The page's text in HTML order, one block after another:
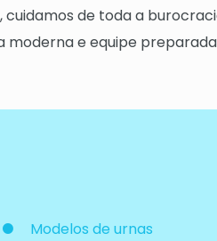
de toda a
e equipe
Modelos de urnas